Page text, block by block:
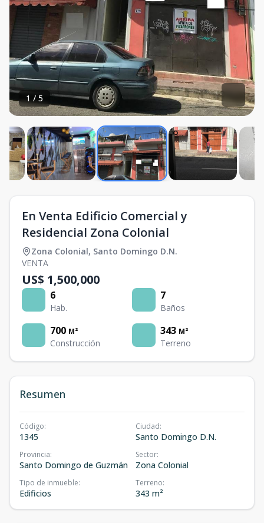
1 / 5
En Venta Edificio Comercial y
Residencial Zona Colonial
Zona Colonial, Santo Domingo D.N.
VENTA
US$ 1,500,000
6
Hab.
7
Baños
700 M²
Construcción
343 M²
Terreno
Resumen
Código:
1345
Ciudad:
Santo Domingo D.N.
Provincia:
Santo Domingo de Guzmán
Sector:
Zona Colonial
Tipo de inmueble:
Edificios
Terreno:
343 m²